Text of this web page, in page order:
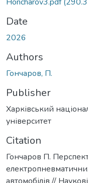
Date
2026
Authors
Гончаров, П.
Publisher
Харківський
університет
Citation
Гончаров П.